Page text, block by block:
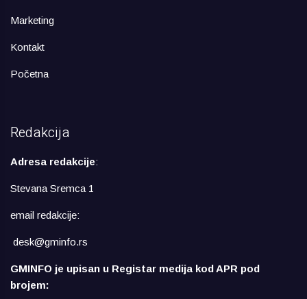
Marketing
Kontakt
Početna
Redakcija
Adresa redakcije:
Stevana Sremca 1
email redakcije:
desk@gminfo.rs
GMINFO je upisan u Registar medija kod APR pod
brojem: